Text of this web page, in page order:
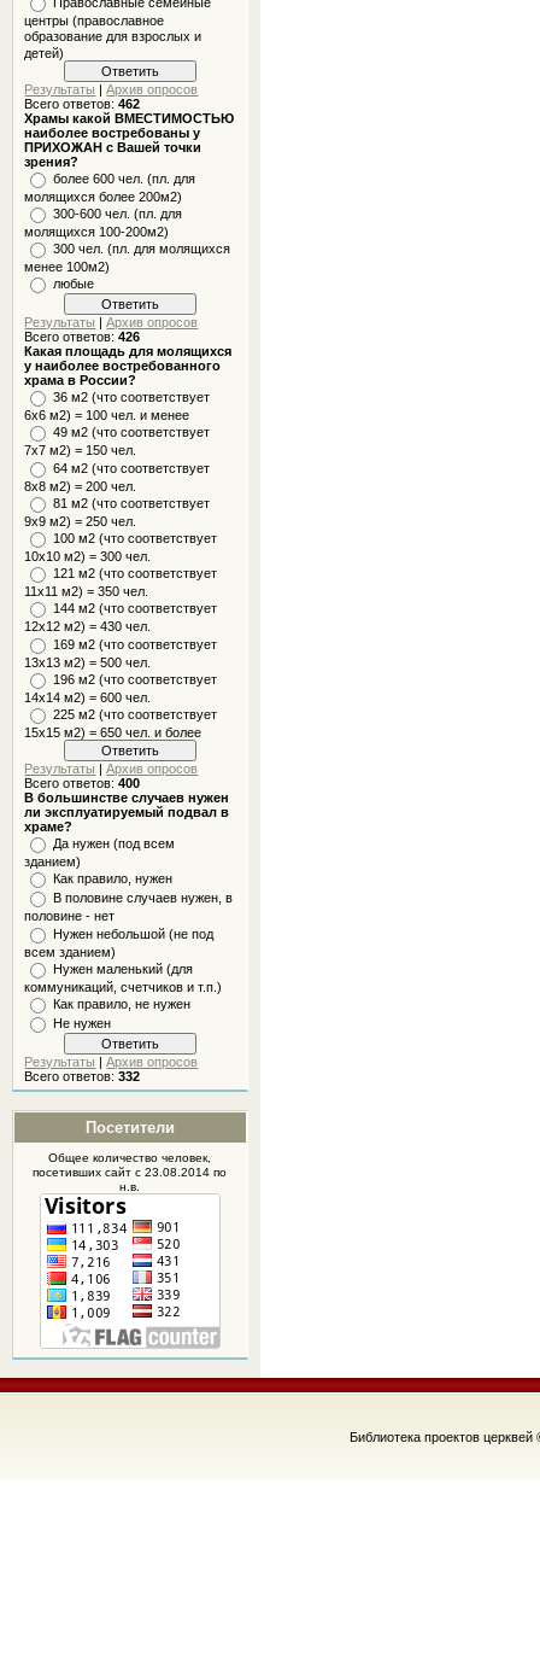
центры (православное
образование для взрослых и
детей)
Результаты |Архив опросов
Всего ответов:462
Храмы какой ВМЕСТИМОСТЬЮ
наиболее востребованы у
ПРИХОЖАН с Вашей точки
зрения?
более 600 чел. (пл. для
молящихся более 200м2)
300-600 чел. (пл. для
молящихся 100-200м2)
300 чел. (пл. для молящихся
менее 100м2)
любые
Результаты |Архив опросов
Всего ответов:426
Какая площадь для молящихся
у наиболее востребованного
храма в России?
36 м2 (что соответствует
6x6 м2) = 100 чел. и менее
49 м2 (что соответствует
7x7 м2) = 150 чел.
64 м2 (что соответствует
8x8 м2) = 200 чел.
81 м2 (что соответствует
9х9 м2) = 250 чел.
100 м2 (что соответствует
10x10 м2) = 300 чел.
121 м2 (что соответствует
11х11 м2) = 350 чел.
144 м2 (что соответствует
12х12 м2) = 430 чел.
169 м2 (что соответствует
13х13 м2) = 500 чел.
196 м2 (что соответствует
14х14 м2) = 600 чел.
225 м2 (что соответствует
15х15 м2) = 650 чел. и более
Результаты |Архив опросов
Всего ответов:400
В большинстве случаев нужен
ли эксплуатируемый подвал в
храме?
Да нужен (под всем
зданием)
Как правило, нужен
В половине случаев нужен, в
половине - нет
Нужен небольшой (не под
всем зданием)
Нужен маленький (для
коммуникаций, счетчиков и т.п.)
Как правило, не нужен
Не нужен
Результаты |Архив опросов
Всего ответов:332
Посетители
Общее количество человек,
посетившихсайтс 23.08.2014 по
н.в.
Библиотека проектов церквей